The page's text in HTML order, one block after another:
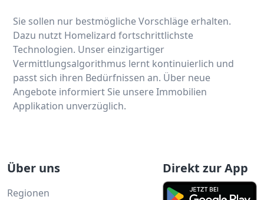
Sie sollen nur bestmögliche Vorschläge erhalten.
Dazu nutzt Homelizard fortschrittlichste
Technologien. Unser einzigartiger
Vermittlungsalgorithmus lernt kontinuierlich und
passt sich ihren Bedürfnissen an. Über neue
Angebote informiert Sie unsere Immobilien
Applikation unverzüglich.
Über uns
Regionen
Direkt zur App